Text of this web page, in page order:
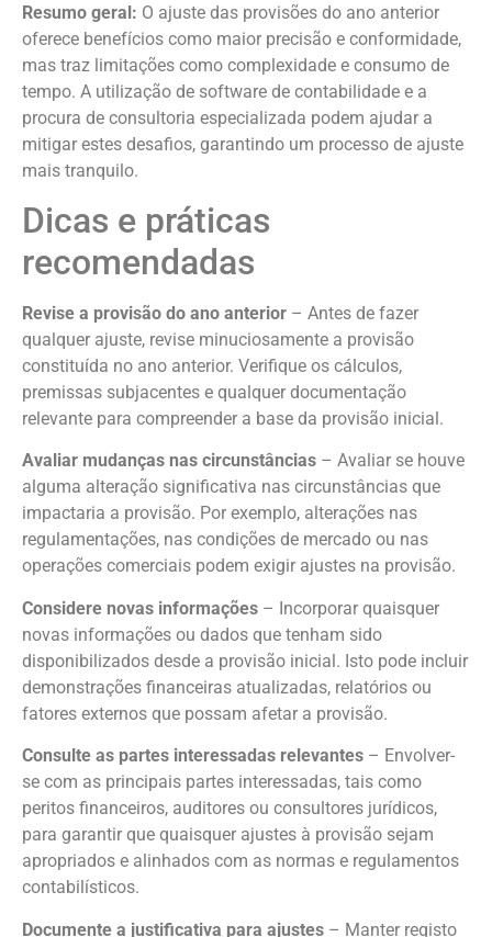
Resumo geral: O ajuste das provisões do ano anterior
oferece benefícios como maior precisão e conformidade,
mas traz limitações como complexidade e consumo de
tempo. A utilização de software de contabilidade e a
procura de consultoria especializada podem ajudar a
mitigar estes desafios, garantindo um processo de ajuste
mais tranquilo.
Dicas e práticas
recomendadas
Revise a provisão do ano anterior – Antes de fazer
qualquer ajuste, revise minuciosamente a provisão
constituída no ano anterior. Verifique os cálculos,
premissas subjacentes e qualquer documentação
relevante para compreender a base da provisão inicial.
Avaliar mudanças nas circunstâncias – Avaliar se houve
alguma alteração significativa nas circunstâncias que
impactaria a provisão. Por exemplo, alterações nas
regulamentações, nas condições de mercado ou nas
operações comerciais podem exigir ajustes na provisão.
Considere novas informações – Incorporar quaisquer
novas informações ou dados que tenham sido
disponibilizados desde a provisão inicial. Isto pode incluir
demonstrações financeiras atualizadas, relatórios ou
fatores externos que possam afetar a provisão.
Consulte as partes interessadas relevantes – Envolver-
se com as principais partes interessadas, tais como
peritos financeiros, auditores ou consultores jurídicos,
para garantir que quaisquer ajustes à provisão sejam
apropriados e alinhados com as normas e regulamentos
contabilísticos.
Documente a justificativa para ajustes – Manter registo